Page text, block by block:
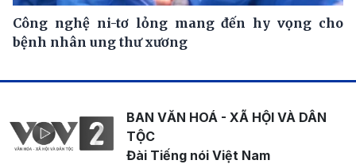
Công nghệ ni-tơ lỏng mang đến hy vọng cho
bệnh nhân ung thư xương
BAN VĂN HOÁ - XÃ HỘI VÀ DÂN
TỘC
Đài Tiếng nói Việt Nam